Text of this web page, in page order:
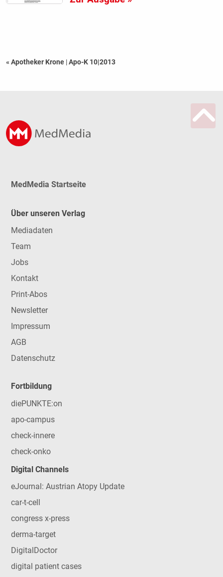
« Apotheker Krone |Apo-K 10|2013
MedMedia Startseite
Über unseren Verlag
Mediadaten
Team
Jobs
Kontakt
Print-Abos
Newsletter
Impressum
AGB
Datenschutz
Fortbildung
diePUNKTE:on
apo-campus
check-innere
check-onko
Digital Channels
eJournal: Austrian Atopy Update
car-t-cell
congress x-press
derma-target
DigitalDoctor
digital patient cases